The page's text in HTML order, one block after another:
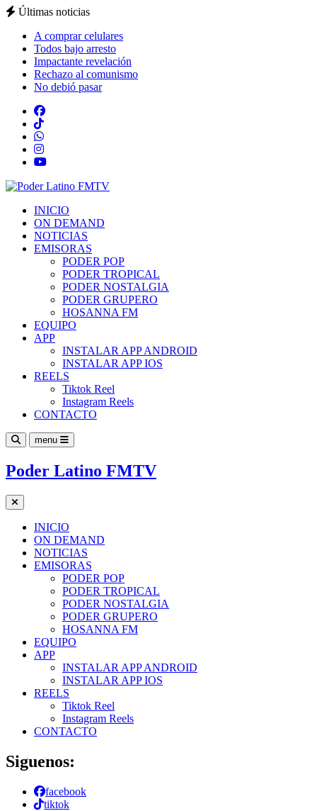
Últimas noticias
A comprar celulares
Todos bajo arresto
Impactante revelación
Rechazo al comunismo
No debió pasar
INICIO
ON DEMAND
NOTICIAS
EMISORAS
PODER POP
PODER TROPICAL
PODER NOSTALGIA
PODER GRUPERO
HOSANNA FM
EQUIPO
APP
INSTALAR APP ANDROID
INSTALAR APP IOS
REELS
Tiktok Reel
Instagram Reels
CONTACTO
menu
Poder Latino FMTV
INICIO
ON DEMAND
NOTICIAS
EMISORAS
PODER POP
PODER TROPICAL
PODER NOSTALGIA
PODER GRUPERO
HOSANNA FM
EQUIPO
APP
INSTALAR APP ANDROID
INSTALAR APP IOS
REELS
Tiktok Reel
Instagram Reels
CONTACTO
Siguenos:
facebook
tiktok